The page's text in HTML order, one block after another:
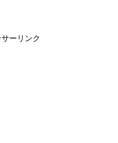
ーリンク